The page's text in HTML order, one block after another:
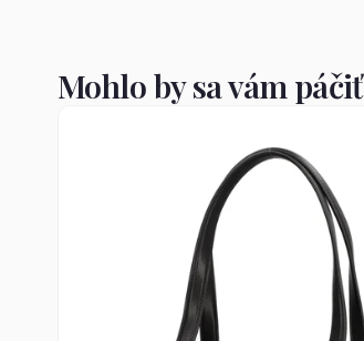
Mohlo by sa vám páčiť